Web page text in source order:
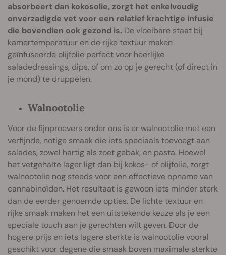
absorbeert dan kokosolie, zorgt het enkelvoudig
onverzadigde vet voor een relatief krachtige infusie
die bovendien ook gezond is. De vloeibare staat bij
kamertemperatuur en de rijke textuur maken
geïnfuseerde olijfolie perfect voor heerlijke
saladedressings, dips, of om zo op je gerecht (of direct in
je mond) te druppelen.
Walnootolie
Voor de fijnproevers onder ons is er walnootolie met een
verfijnde, notige smaak die iets speciaals toevoegt aan
salades, zowel hartig als zoet gebak, en pasta. Hoewel
het vetgehalte lager ligt dan bij kokos- of olijfolie, zorgt
walnootolie nog steeds voor een effectieve opname van
cannabinoïden. Het resultaat is gewoon iets minder sterk
dan de eerder genoemde opties. De lichte textuur en
rijke smaak maken het een uitstekende keuze als je een
speciale touch aan je gerechten wilt geven. Door de
hogere prijs en iets lagere sterkte is walnootolie vooral
geschikt voor degene die smaak boven maximale sterkte